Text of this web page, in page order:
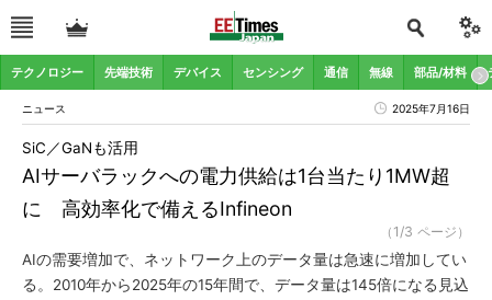
テクノロジー 先端技術 デバイス センシング 通信 無線 部品/材料
ニュース 2025年7月16日
AIサーバラックへの電力供給は1台当たり1MW超
に 高効率化で備えるInfineon
SiC／GaNも活用
（1/3 ページ）
AIの需要増加で、ネットワーク上のデータ量は急速に増加してい
る。2010年から2025年の15年間で、データ量は145倍になる見込